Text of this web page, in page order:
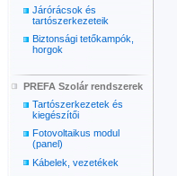
Járórácsok és
tartószerkezeteik
Biztonsági tetőkampók,
horgok
PREFA Szolár rendszerek
Tartószerkezetek és
kiegészítői
Fotovoltaikus modul
(panel)
Kábelek, vezetékek